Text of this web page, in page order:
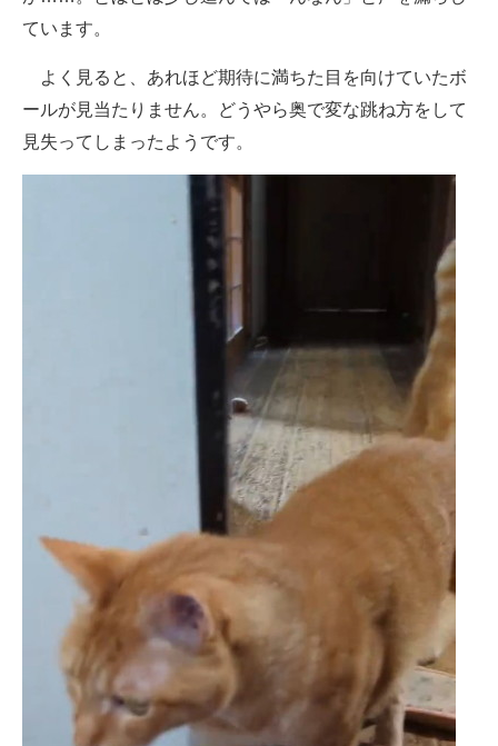
ています。
よく見ると、あれほど期待に満ちた目を向けていたボ
ールが見当たりません。どうやら奥で変な跳ね方をして
見失ってしまったようです。